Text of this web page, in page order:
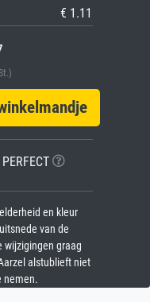
€ 1.11
en kleur
van de
wijzigingen graag
alstublieft niet
nemen.